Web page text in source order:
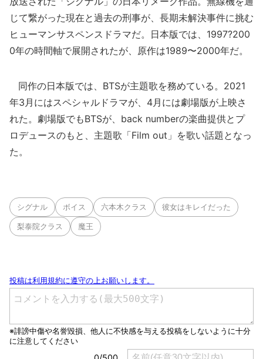
じて繋がった現在と過去の刑事が、長期未解決事件に挑む
ヒューマンサスペンスドラマだ。日本版では、1997?200
0年の時間軸で展開されたが、原作は1989〜2000年だ。
同作の日本版では、BTSが主題歌を務めている。2021
年3月にはスペシャルドラマが、4月には劇場版が上映さ
れた。劇場版でもBTSが、back numberの楽曲提供とプ
ロデュースのもと、主題歌「Film out」を歌い話題となっ
た。
シグナル ボイス 六本木クラス 彼女はキレイだった
梨泰院クラス 魔王